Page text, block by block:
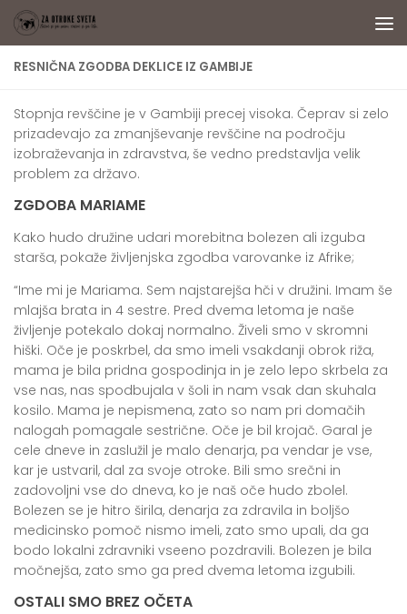
Skip to content
RESNIČNA ZGODBA DEKLICE IZ GAMBIJE
Stopnja revščine je v Gambiji precej visoka. Čeprav si zelo
prizadevajo za zmanjševanje revščine na področju
izobraževanja in zdravstva, še vedno predstavlja velik
problem za državo.
ZGDOBA MARIAME
Kako hudo družine udari morebitna bolezen ali izguba
starša, pokaže življenjska zgodba varovanke iz Afrike;
“Ime mi je Mariama. Sem najstarejša hči v družini. Imam še
mlajša brata in 4 sestre. Pred dvema letoma je naše
življenje potekalo dokaj normalno. Živeli smo v skromni
hiški. Oče je poskrbel, da smo imeli vsakdanji obrok riža,
mama je bila pridna gospodinja in je zelo lepo skrbela za
vse nas, nas spodbujala v šoli in nam vsak dan skuhala
kosilo. Mama je nepismena, zato so nam pri domačih
nalogah pomagale sestrične. Oče je bil krojač. Garal je
cele dneve in zaslužil je malo denarja, pa vendar je vse,
kar je ustvaril, dal za svoje otroke. Bili smo srečni in
zadovoljni vse do dneva, ko je naš oče hudo zbolel.
Bolezen se je hitro širila, denarja za zdravila in boljšo
medicinsko pomoč nismo imeli, zato smo upali, da ga
bodo lokalni zdravniki vseeno pozdravili. Bolezen je bila
močnejša, zato smo ga pred dvema letoma izgubili.
OSTALI SMO BREZ OČETA